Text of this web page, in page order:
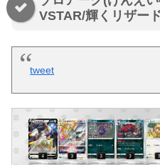
VSTAR/輝くリザー
tweet